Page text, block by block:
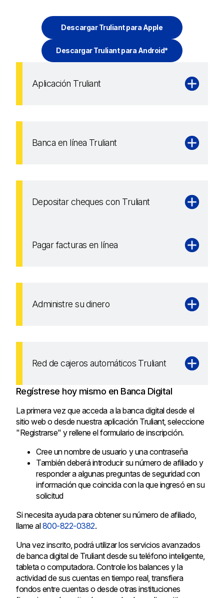
Descargar Truliant para Apple
Descargar Truliant para Android*
Aplicación Truliant
Banca en línea Truliant
Depositar cheques con Truliant
Pagar facturas en línea
Administre su dinero
Red de cajeros automáticos Truliant
Regístrese hoy mismo en Banca Digital
La primera vez que acceda a la banca digital desde el
sitio web o desde nuestra aplicación Truliant, seleccione
"Registrarse" y rellene el formulario de inscripción.
Cree un nombre de usuario y una contraseña
También deberá introducir su número de afiliado y
responder a algunas preguntas de seguridad con
información que coincida con la que ingresó en su
solicitud
Si necesita ayuda para obtener su número de afiliado,
llame al800-822-0382.
Una vez inscrito, podrá utilizar los servicios avanzados
de banca digital de Truliant desde su teléfono inteligente,
tableta o computadora. Controle los balances y la
actividad de sus cuentas en tiempo real, transfiera
fondos entre cuentas o desde otras instituciones